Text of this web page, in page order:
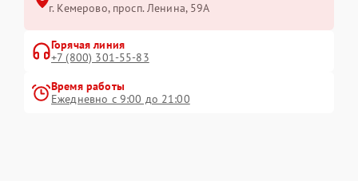
г. Кемерово, просп. Ленина, 59А
Горячая линия
+7 (800) 301-55-83
Время работы
Ежедневно с 9:00 до 21:00